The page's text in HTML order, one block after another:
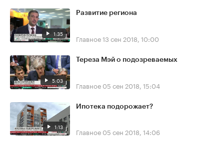
1:35
Развитие региона
Главное13 сен 2018, 10:00
5:03
Тереза Мэй о подозреваемых
Главное 05 сен 2018, 15:04
1:13
Ипотека подорожает?
Главное 05 сен 2018, 14:06